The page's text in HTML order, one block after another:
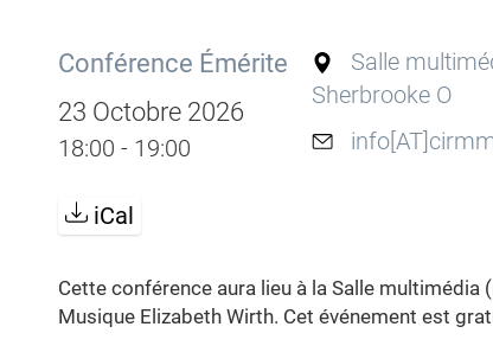
Conférence Émérite
23 Octobre 2026
18:00 - 19:00
Salle
Sherbrooke O
iCal
Cette conférence aura lieu à la Salle multimédia
Musique Elizabeth Wirth. Cet événement est